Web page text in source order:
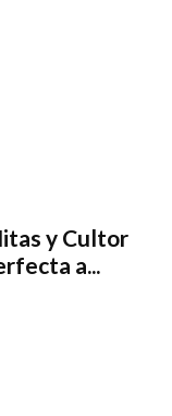
y Cultor
a...